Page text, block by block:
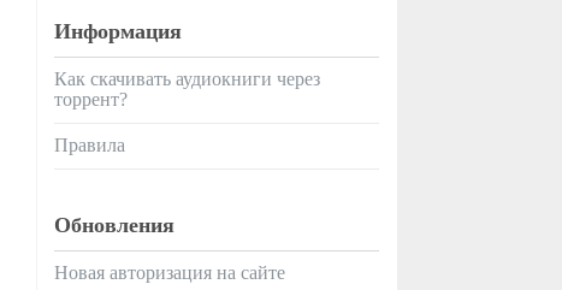
Информация
Как скачивать аудиокниги через
торрент?
Правила
Обновления
Новая авторизация на сайте